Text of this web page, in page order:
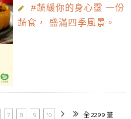
#蔬緩你的身心靈 一份
蔬食， 盛滿四季風景。
7 8 9 10 全 2299 筆